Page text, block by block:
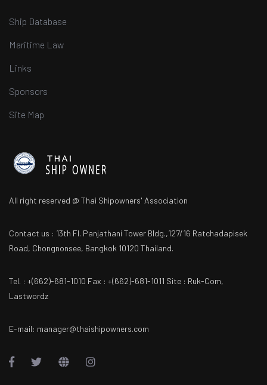
Ship Database
Maritime Law
Links
Sponsors
Site Map
All right reserved @ Thai Shipowners' Association
Contact us : 13th Fl. Panjathani Tower Bldg.,127/16 Ratchadapisek
Road, Chongnonsee, Bangkok 10120 Thailand.
Tel. : +(662)-681-1010 Fax : +(662)-681-1011 Site : Ruk-Com,
Lastwordz
E-mail: manager@thaishipowners.com